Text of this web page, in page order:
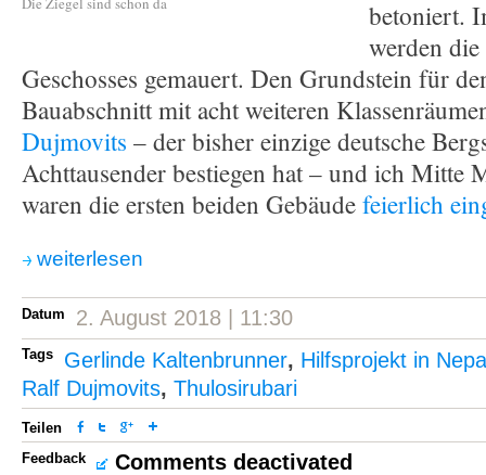
betoniert.
werden die
Geschosses gemauert. Den Grundstein für
Bauabschnitt mit acht weiteren
Dujmovits – der bisher einzige deutsche
Achttausender bestiegen hat – und ich Mitte
waren die ersten beiden Gebäudefeierlich
weiterlesen
Datum 2. August 2018 | 11:30
Tags Gerlinde Kaltenbrunner, Hilfsprojekt in
Ralf Dujmovits, Thulosirubari
Teilen
Feedback
Comments deactivated